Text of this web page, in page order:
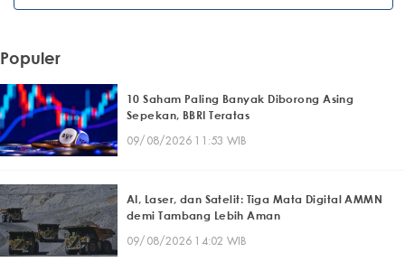
Populer
10 Saham Paling Banyak Diborong Asing
Sepekan, BBRI Teratas
09/08/2026 11:53 WIB
AI, Laser, dan Satelit: Tiga Mata Digital AMMN
demi Tambang Lebih Aman
09/08/2026 14:02 WIB